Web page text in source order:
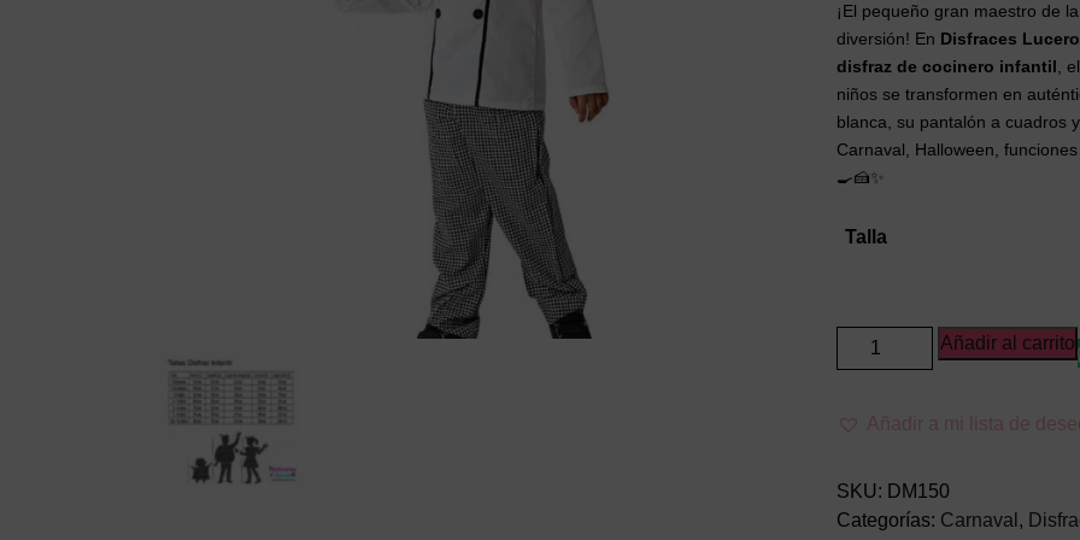
¡El pequeño gran maestro de
diversión! En Disfraces Lucero
disfraz de cocinero infantil ,
niños se transformen en
blanca, su pantalón a cuadros
Carnaval, Halloween,
🍳🍰✨
Talla
Disfraz
de
Infantil
Pañuelo
Rojo
Añadir al carrito
Añadir a mi lista de
SKU: DM150
Categorías: Carnaval ,